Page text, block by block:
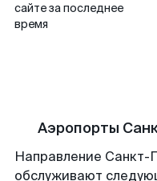
сайте за последнее
время
Аэропорты
Направление Санкт-
обслуживают